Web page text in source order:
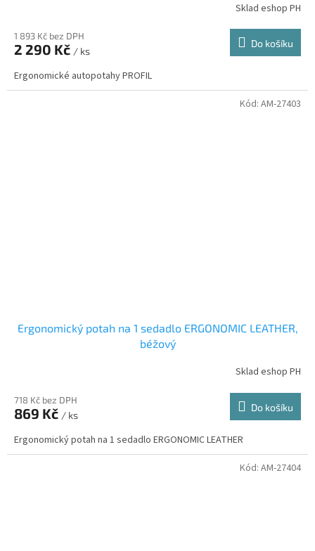
Sklad eshop PH
1 893 Kč bez DPH
2 290 Kč / ks
Do košíku
Ergonomické autopotahy PROFIL
Ergonomický potah na 1 sedadlo ERGONOMIC LEATHER,
béžový
Sklad eshop PH
718 Kč bez DPH
869 Kč / ks
Do košíku
Ergonomický potah na 1 sedadlo ERGONOMIC LEATHER
Kód: AM-27403
Kód: AM-27404